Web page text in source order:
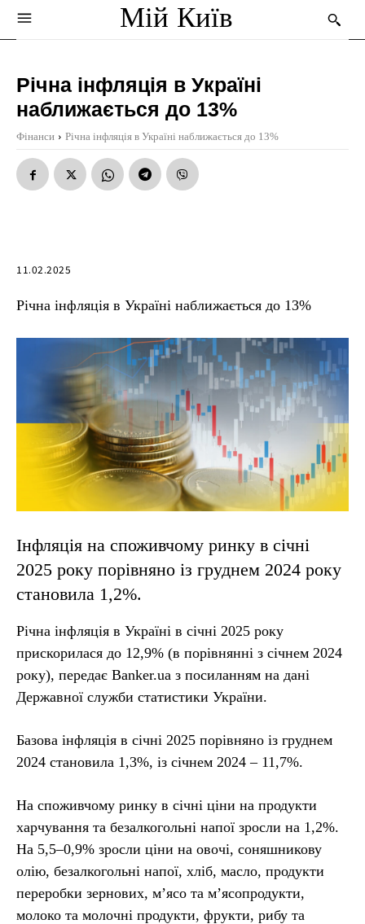
Мій Київ
Річна інфляція в Україні
наближається до 13%
Фінанси Річна інфляція в Україні наближається до 13%
11.02.2025
Річна інфляція в Україні наближається до 13%
Інфляція на споживчому ринку в січні
2025 року порівняно із груднем 2024 року
становила 1,2%.
Річна інфляція в Україні в січні 2025 року
прискорилася до 12,9% (в порівнянні з січнем 2024
року), передає Banker.ua з посиланням на дані
Державної служби статистики України.
Базова інфляція в січні 2025 порівняно із груднем
2024 становила 1,3%, із січнем 2024 – 11,7%.
На споживчому ринку в січні ціни на продукти
харчування та безалкогольні напої зросли на 1,2%.
На 5,5–0,9% зросли ціни на овочі, соняшникову
олію, безалкогольні напої, хліб, масло, продукти
переробки зернових, м’ясо та м’ясопродукти,
молоко та молочні продукти, фрукти, рибу та